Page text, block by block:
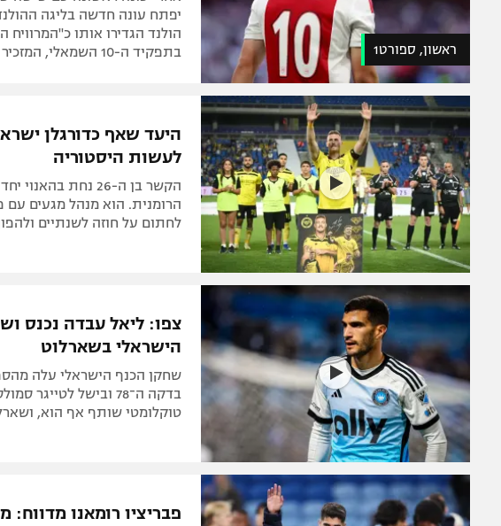
ראשון, ספורט1
הולנד הגדירו אותו
בתפקיד ה-10 השמאלי, המזכיר את עמדתו בזלצבורג
היעד שאף כדורגלן
לעשות היסטוריה
הקשר בן ה-26 נחת
הרומנית. הוא מנהל מגעים עם
לחתום על חוזה לשנתיים
צפו: ליאל עבדה נכנס
הישראלי בשארלוט
שחקן הכנף הישראלי עלה
טוקלומטי שותף אף הוא,
פבריציו רומאנו מדווח: